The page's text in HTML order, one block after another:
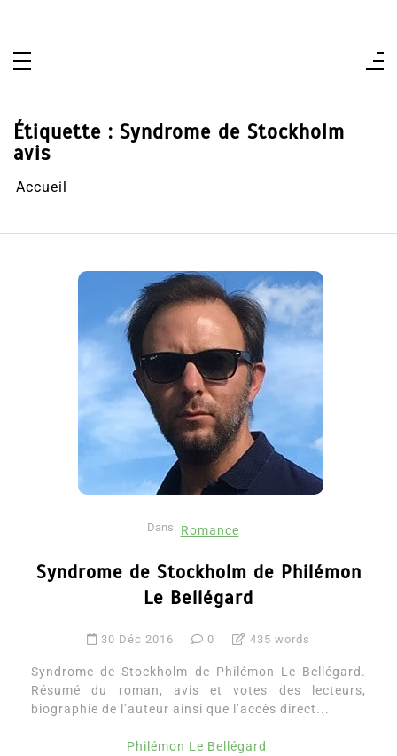
Étiquette : Syndrome de Stockholm
avis
Accueil
Dans Romance
Syndrome de Stockholm de Philémon
Le Bellégard
30 Déc 2016 0 435 words
Syndrome de Stockholm de Philémon Le Bellégard.
Résumé du roman, avis et votes des lecteurs,
biographie de l’auteur ainsi que l’accès direct...
Philémon Le Bellégard